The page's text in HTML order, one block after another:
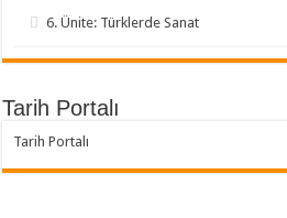
6. Ünite: Türklerde Sanat
Tarih Portalı
Tarih Portalı